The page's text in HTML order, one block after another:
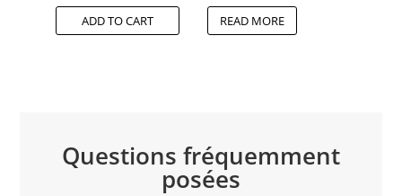
ADD TO CART READ MORE
Questions fréquemment
posées